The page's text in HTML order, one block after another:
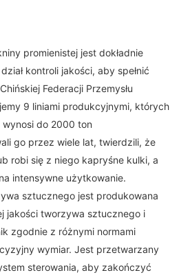
promienistej jest dokładnie
kontroli jakości, aby spełnić
Federacji Przemysłu
9 liniami produkcyjnymi, których
do 2000 ton
go przez wiele lat, twierdzili, że
robi się z niego kapryśne kulki, a
intensywne użytkowanie.
sztucznego jest produkowana
jakości tworzywa sztucznego i
zgodnie z różnymi normami
wymiar. Jest przetwarzany
sterowania, aby zakończyć